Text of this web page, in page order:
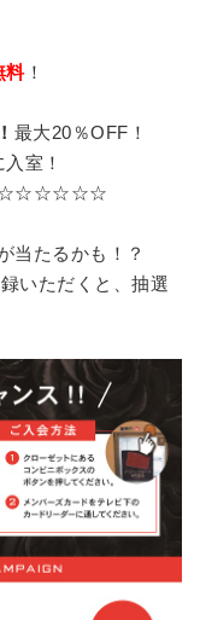
料！
最大20％OFF！
室！
当たるかも！？
いただくと、抽選